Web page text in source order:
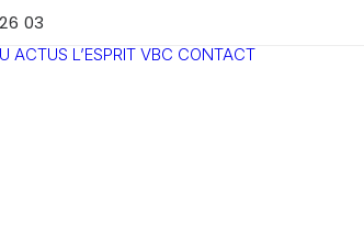
03
ACTUS L’ESPRIT VBC CONTACT